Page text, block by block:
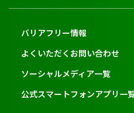
バリアフリー情報
よくいただくお問い合わせ
ソーシャルメディア一覧
公式スマートフォンアプリ一